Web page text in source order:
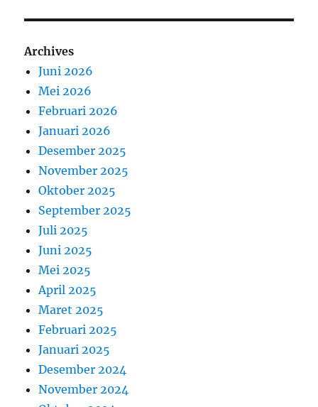
Archives
Juni 2026
Mei 2026
Februari 2026
Januari 2026
Desember 2025
November 2025
Oktober 2025
September 2025
Juli 2025
Juni 2025
Mei 2025
April 2025
Maret 2025
Februari 2025
Januari 2025
Desember 2024
November 2024